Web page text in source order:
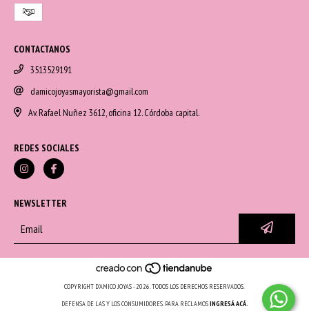
CONTACTANOS
3513529191
damicojoyasmayorista@gmail.com
Av. Rafael Nuñez 3612, oficina 12. Córdoba capital.
REDES SOCIALES
NEWSLETTER
COPYRIGHT D'AMICO JOYAS - 2026. TODOS LOS DERECHOS RESERVADOS.
DEFENSA DE LAS Y LOS CONSUMIDORES. PARA RECLAMOSINGRESÁ ACÁ.